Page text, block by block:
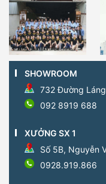
SHOWROOM
732 Đường
092 8919 688
XƯỞNG SX 1
Số 5B, Nguyễn
0928.919.866